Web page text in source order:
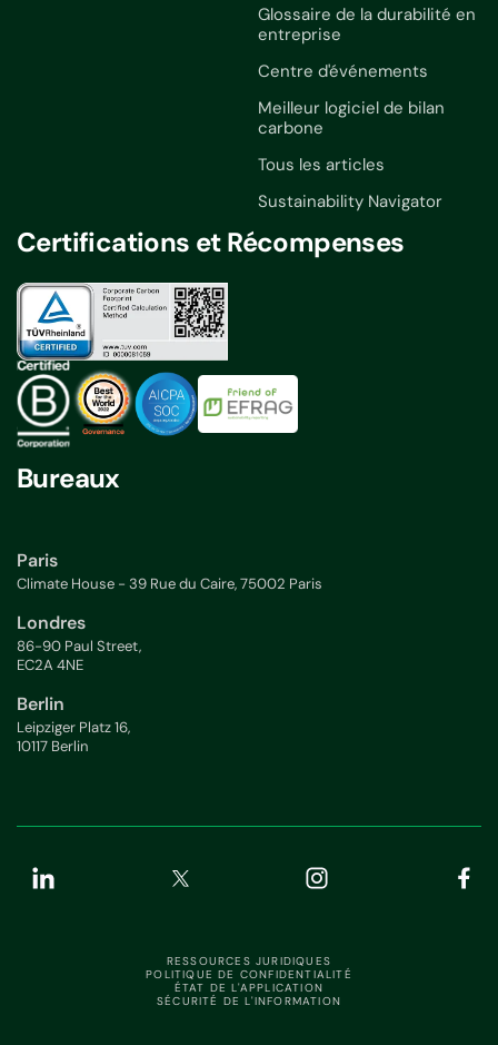
Glossaire de la durabilité en
entreprise
Centre d'événements
Meilleur logiciel de bilan
carbone
Tous les articles
Sustainability Navigator
Certifications et Récompenses
Bureaux
Paris
Climate House - 39 Rue du Caire, 75002 Paris
Londres
86-90 Paul Street,
EC2A 4NE
Berlin
Leipziger Platz 16,
10117 Berlin
RESSOURCES JURIDIQUES
POLITIQUE DE CONFIDENTIALITÉ
ÉTAT DE L'APPLICATION
SÉCURITÉ DE L'INFORMATION